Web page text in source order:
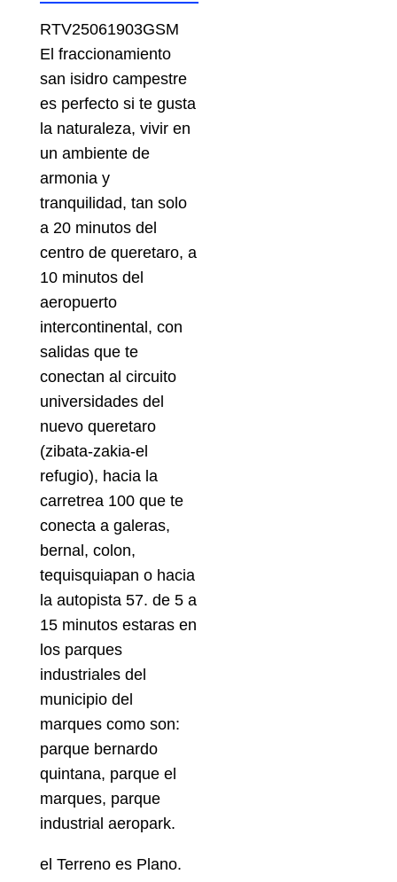
RTV25061903GSM
El fraccionamiento
san isidro campestre
es perfecto si te gusta
la naturaleza, vivir en
un ambiente de
armonia y
tranquilidad, tan solo
a 20 minutos del
centro de queretaro, a
10 minutos del
aeropuerto
intercontinental, con
salidas que te
conectan al circuito
universidades del
nuevo queretaro
(zibata-zakia-el
refugio), hacia la
carretrea 100 que te
conecta a galeras,
bernal, colon,
tequisquiapan o hacia
la autopista 57. de 5 a
15 minutos estaras en
los parques
industriales del
municipio del
marques como son:
parque bernardo
quintana, parque el
marques, parque
industrial aeropark.
el Terreno es Plano.